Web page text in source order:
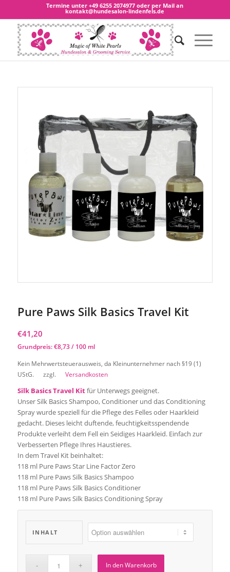
Termine unter+49 6255 2074977 oder per Mail an
kontakt@hundesalon-lindenfels.de
Pure Paws Silk Basics Travel Kit
€41,20
Grundpreis:€8,73/ 100 ml
Kein Mehrwertsteuerausweis, da Kleinunternehmer nach §19 (1)
UStG.
zzgl. Versandkosten
Silk Basics Travel Kitfür Unterwegs geeignet.
Unser Silk Basics Shampoo, Conditioner und das Conditioning
Spray wurde speziell für die Pflege des Felles oder Haarkleid
gedacht. Dieses leicht duftende, feuchtigkeitsspendende
Produkte verleiht dem Fell ein Seidiges Haarkleid. Einfach zur
Verbesserten Pflege Ihres Haustieres.
In dem Travel Kit beinhaltet:
118 ml Pure Paws Star Line Factor Zero
118 ml Pure Paws Silk Basics Shampoo
118 ml Pure Paws Silk BasicsConditioner
118 ml Pure Paws Silk Basics ConditioningSpray
INHALT
In den Warenkorb